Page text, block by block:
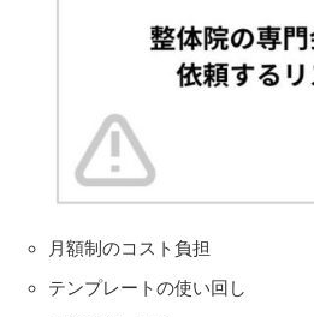
月額制のコスト負担
テンプレートの使い回し